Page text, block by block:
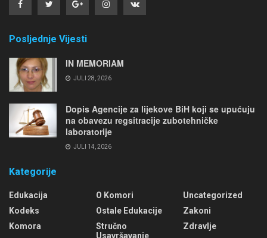
Posljednje Vijesti
IN MEMORIAM
JULI 28, 2026
Dopis Agencije za lijekove BiH koji se upućuju
na obavezu regsitracije zubotehničke
laboratorije
JULI 14, 2026
Kategorije
Edukacija
Kodeks
Komora
O Komori
Ostale Edukacije
Stručno
Usavršavanje
Uncategorized
Zakoni
Zdravlje